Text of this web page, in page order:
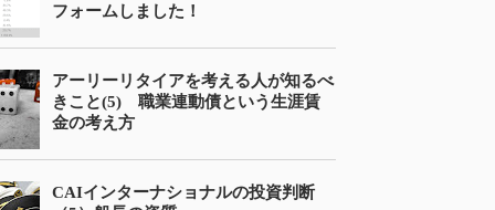
フォームしました！
アーリーリタイアを考える人が知るべ
きこと(5) 職業連動債という生涯賃
金の考え方
CAIインターナショナルの投資判断